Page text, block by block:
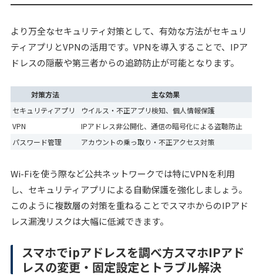
より万全なセキュリティ対策として、有効な方法がセキュリ
ティアプリとVPNの活用です。VPNを導入することで、IPア
ドレスの隠蔽や第三者からの追跡防止が可能となります。
対策方法
主な効果
セキュリティアプリ
ウイルス・不正アプリ検知、個人情報保護
VPN
IPアドレス非公開化、通信の暗号化による盗聴防止
パスワード管理
アカウントの乗っ取り・不正アクセス対策
Wi-Fiを使う際など公共ネットワークでは特にVPNを利用
し、セキュリティアプリによる自動保護を強化しましょう。
このように複数層の対策を重ねることでスマホからのIPアド
レス漏洩リスクは大幅に低減できます。
スマホでipアドレスを調べ方スマホIPアド
レスの変更・固定設定とトラブル解決